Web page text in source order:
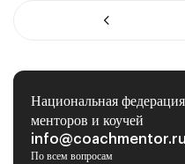
Национальная
менторов и коучей
info@coachmentor.ru
По всем вопросам